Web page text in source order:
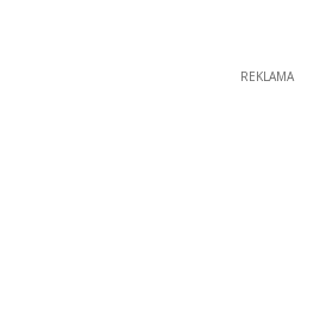
REKLAMA